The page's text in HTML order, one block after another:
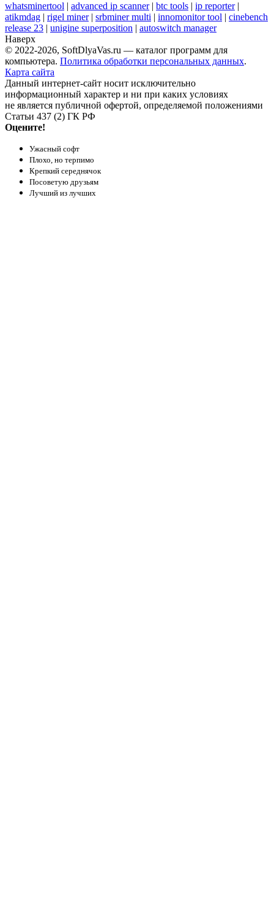
whatsminertool | advanced ip scanner| btc tools | ip reporter|
atikmdag | rigel miner| srbminer multi | innomonitor tool | cinebench
release 23 | unigine superposition | autoswitch manager
Наверх
© 2022-2026, SoftDlyaVas.ru — каталог программ для
компьютера. Политика обработки персональных данных.
Карта сайта
Данный интернет-сайт носит исключительно
информационный характер и ни при каких условиях
не является публичной офертой, определяемой положениями
Статьи 437 (2) ГК РФ
Оцените!
Ужасный софт
Плохо, но терпимо
Крепкий середнячок
Посоветую друзьям
Лучший из лучших